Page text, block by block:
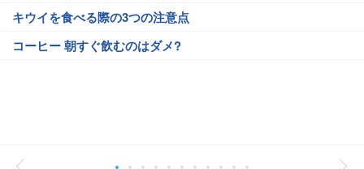
キウイを食べる際の3つの注意点
コーヒー 朝すぐ飲むのはダメ?